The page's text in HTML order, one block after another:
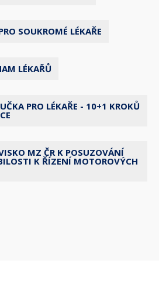
SOUKROMÉ LÉKAŘE
LÉKAŘŮ
PRO LÉKAŘE - 10+1 KROKŮ
MZ ČR K POSUZOVÁNÍ
K ŘÍZENÍ MOTOROVÝCH